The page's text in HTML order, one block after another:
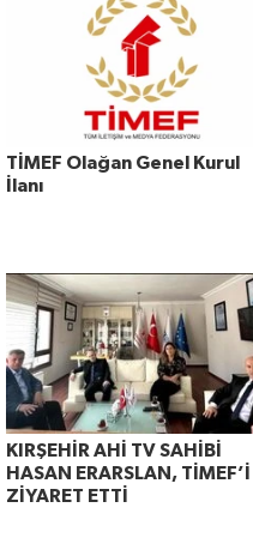
TİMEF Olağan Genel Kurul
İlanı
KIRŞEHİR AHİ TV SAHİBİ
HASAN ERARSLAN, TİMEF’İ
ZİYARET ETTİ